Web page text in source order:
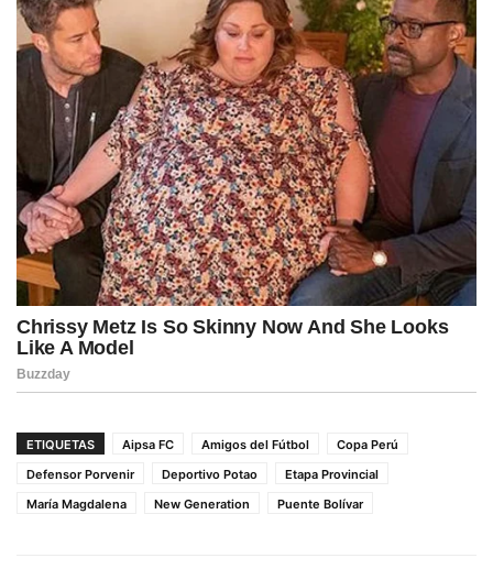
ETIQUETAS Aipsa FC Amigos del Fútbol
Copa Perú
Defensor Porvenir
Deportivo Potao
Etapa Provincial
María Magdalena
New Generation Puente Bolívar